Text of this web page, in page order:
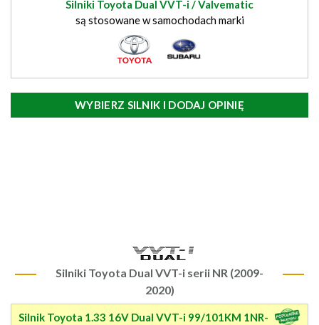
Silniki Toyota Dual VVT-i / Valvematic
są stosowane w samochodach marki
WYBIERZ SILNIK I DODAJ OPINIĘ
Silniki Toyota Dual VVT-i serii NR (2009-
2020)
Silnik Toyota 1.33 16V Dual VVT-i 99/101KM 1NR-